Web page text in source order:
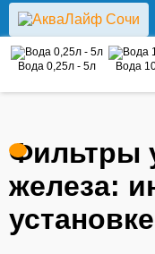
Вода 0,25л - 5л
Вода
Фильтры
железа: